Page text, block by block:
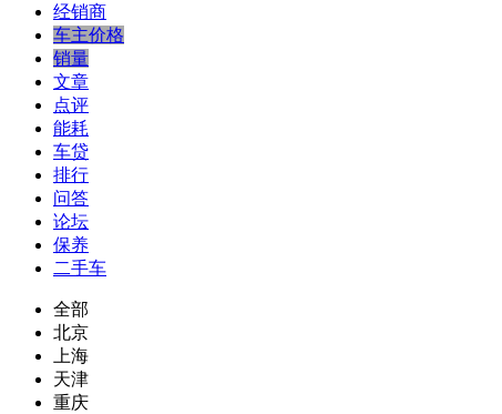
经销商
车主价格
销量
文章
点评
能耗
车贷
排行
问答
论坛
保养
二手车
全部
北京
上海
天津
重庆